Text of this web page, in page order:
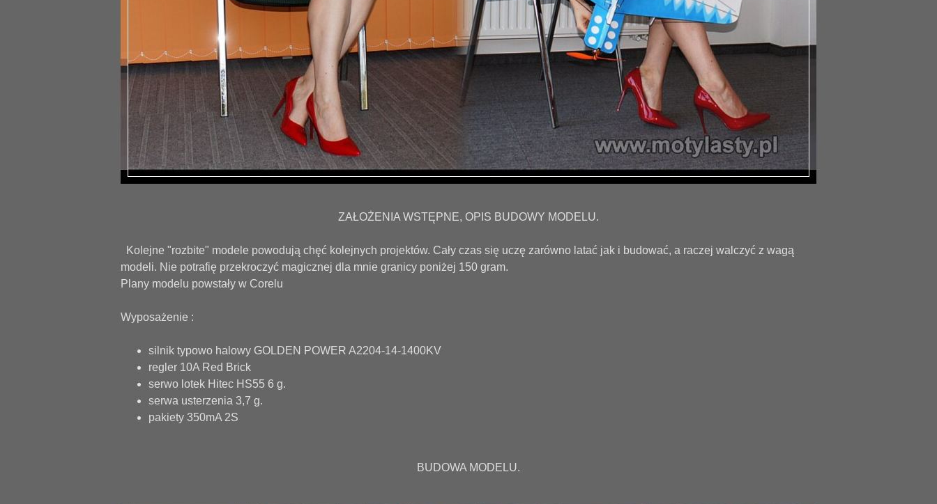
ZAŁOŻENIA WSTĘPNE, OPIS BUDOWY MODELU.
Kolejne "rozbite" modele powodują chęć kolejnych projektów. Cały czas się uczę zarówno latać jak i budować, a raczej walczyć z wagą
modeli. Nie potrafię przekroczyć magicznej dla mnie granicy poniżej 150 gram.
Plany modelu powstały w Corelu
Wyposażenie :
silnik typowo halowy GOLDEN POWER A2204-14-1400KV
regler 10A Red Brick
serwo lotek Hitec HS55 6 g.
serwa usterzenia 3,7 g.
pakiety 350mA 2S
BUDOWA MODELU.